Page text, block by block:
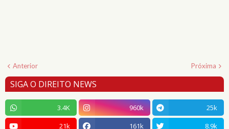
Anterior Próxima
SIGA O DIREITO NEWS
3.4K 960k
25k
21k
161k 8.9k